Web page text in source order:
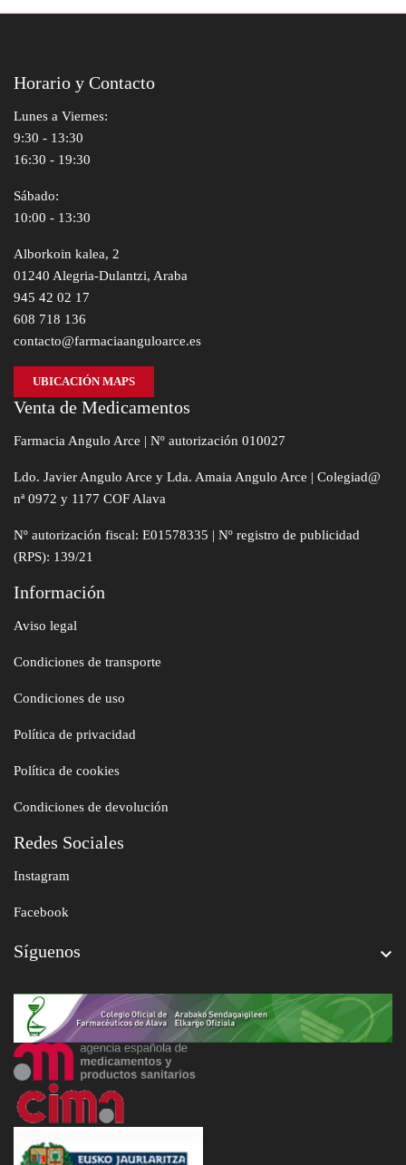
Horario y Contacto
Lunes a Viernes:
9:30 - 13:30
16:30 - 19:30
Sábado:
10:00 - 13:30
Alborkoin kalea, 2
01240 Alegria-Dulantzi, Araba
945 42 02 17
608 718 136
contacto@farmaciaanguloarce.es
UBICACIÓN MAPS
Venta de Medicamentos
Farmacia Angulo Arce | Nº autorización 010027
Ldo. Javier Angulo Arce y Lda. Amaia Angulo Arce | Colegiad@
nª 0972 y 1177 COF Alava
Nº autorización fiscal: E01578335 | Nº registro de publicidad
(RPS): 139/21
Información
Aviso legal
Condiciones de transporte
Condiciones de uso
Política de privacidad
Política de cookies
Condiciones de devolución
Redes Sociales
Instagram
Facebook
Síguenos 